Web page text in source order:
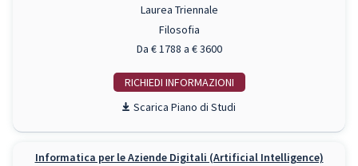
Laurea Triennale
Filosofia
Da € 1788 a € 3600
RICHIEDI INFO
Piano di Studi
Informatica per le Aziende Digitali (Artificial Intelligence)